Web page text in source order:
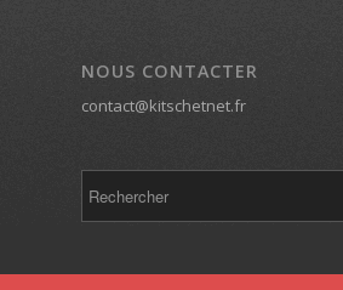
NOUS CONTACTER
contact@kitschetnet.fr